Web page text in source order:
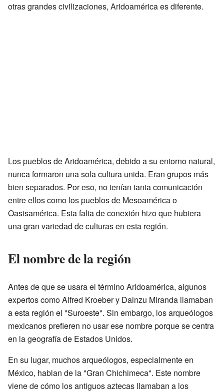
otras grandes civilizaciones, Aridoamérica es diferente.
Los pueblos de Aridoamérica, debido a su entorno natural,
nunca formaron una sola cultura unida. Eran grupos más
bien separados. Por eso, no tenían tanta comunicación
entre ellos como los pueblos de Mesoamérica o
Oasisamérica. Esta falta de conexión hizo que hubiera
una gran variedad de culturas en esta región.
El nombre de la región
Antes de que se usara el término Aridoamérica, algunos
expertos como Alfred Kroeber y Dainzu Miranda llamaban
a esta región el "Suroeste". Sin embargo, los arqueólogos
mexicanos prefieren no usar ese nombre porque se centra
en la geografía de Estados Unidos.
En su lugar, muchos arqueólogos, especialmente en
México, hablan de la "Gran Chichimeca". Este nombre
viene de cómo los antiguos aztecas llamaban a los